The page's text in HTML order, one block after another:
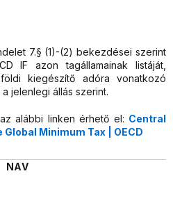
7.§ (1)-(2) bekezdései szerint
IF azon tagállamainak listáját,
kiegészítő adóra vonatkozó
jelenlegi állás szerint.
alábbi linken érhető el: Central
Minimum Tax | OECD
NAV